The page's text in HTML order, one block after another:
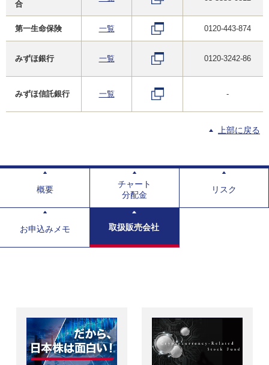
合
第一生命保険 一覧 0120-443-874
みずほ銀行 一覧 0120-3242-86
みずほ信託銀行 一覧 -
上部に戻る
概要
チャート
分配金
リスク
お申込みメモ 取扱販売会社